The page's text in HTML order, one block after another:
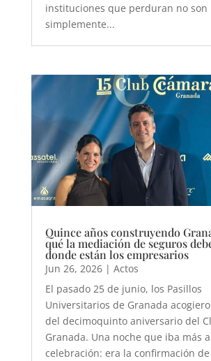
instituciones que perduran no son
simplemente...
Quince años construyendo
qué la mediación de seguros
donde están los empresarios
Jun 26, 2026| Actos
El pasado 25 de junio, los Pasillos
Universitarios de Granada
del decimoquinto aniversario del
Granada. Una noche que iba más
celebración: era la confirmación